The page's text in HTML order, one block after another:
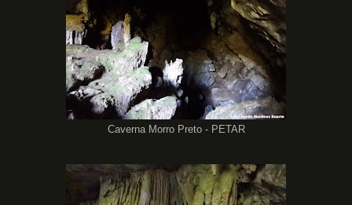
Caverna Morro Preto - PETAR